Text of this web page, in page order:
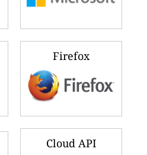
Firefox
Cloud API